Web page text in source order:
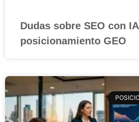
Dudas sobre SEO con
posicionamiento GEO